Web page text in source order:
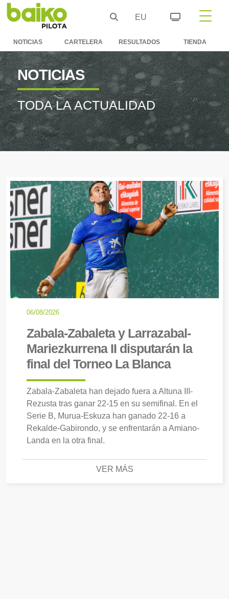
EU
NOTICIAS CARTELERA RESULTADOS TIENDA
NOTICIAS
TODA LA ACTUALIDAD
06/08/2026
Zabala-Zabaleta y Larrazabal-
Mariezkurrena II disputarán la
final del Torneo La Blanca
Zabala-Zabaleta han dejado fuera a Altuna III-
Rezusta tras ganar 22-15 en su semifinal. En el
Serie B, Murua-Eskuza han ganado 22-16 a
Rekalde-Gabirondo, y se enfrentarán a Amiano-
Landa en la otra final.
VER MÁS